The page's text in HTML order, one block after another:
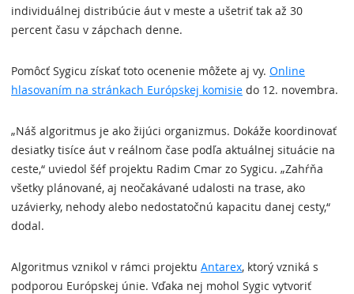
individuálnej distribúcie áut v meste a ušetriť tak až 30
percent času v zápchach denne.
Pomôcť Sygicu získať toto ocenenie môžete aj vy. Online
hlasovaním na stránkach Európskej komisie do 12. novembra.
„Náš algoritmus je ako žijúci organizmus. Dokáže koordinovať
desiatky tisíce áut v reálnom čase podľa aktuálnej situácie na
ceste,“ uviedol šéf projektu Radim Cmar zo Sygicu. „Zahŕňa
všetky plánované, aj neočakávané udalosti na trase, ako
uzávierky, nehody alebo nedostatočnú kapacitu danej cesty,“
dodal.
Algoritmus vznikol v rámci projektu Antarex, ktorý vzniká s
podporou Európskej únie. Vďaka nej mohol Sygic vytvoriť